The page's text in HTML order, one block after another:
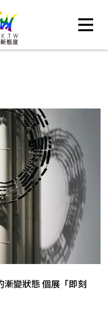
Toggle
漸變狀態 個展「即刻